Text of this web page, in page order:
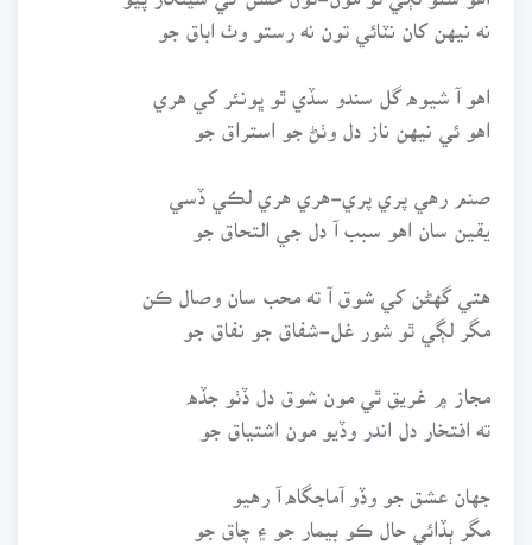
نه نيهن کان نٽائي تون نه رستو وٺ اباق جو
اهو آ شيوه گل سندو سڏي ٿو ڀونئر کي هري
اهو ئي نيهن ناز دل وٺڻ جو استراق جو
صنم رهي پري پري-هري هري لڪي ڏسي
يقين سان اهو سبب آ دل جي التحاق جو
هتي گهڻن کي شوق آ ته محب سان وصال ڪن
مگر لڳي ٿو شور غل-شفاق جو نفاق جو
مجاز ۾ غريق ٿي مون شوق دل ڏٺو جڏه
ته افتخار دل اندر وڏيو مون اشتياق جو
جهان عشق جو وڏو آماجگاه آ رهيو
مگر ٻڏائي حال ڪو بيمار جو ۽ چاق جو